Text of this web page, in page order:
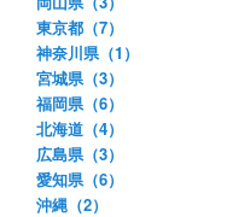
東京都（7）
神奈川県（1）
宮城県（3）
福岡県（6）
北海道（4）
広島県（3）
愛知県（6）
沖縄（2）